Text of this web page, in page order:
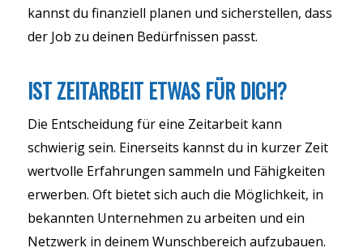
kannst du finanziell planen und sicherstellen, dass
der Job zu deinen Bedürfnissen passt.
IST ZEITARBEIT ETWAS FÜR DICH?
Die Entscheidung für eine Zeitarbeit kann
schwierig sein. Einerseits kannst du in kurzer Zeit
wertvolle Erfahrungen sammeln und Fähigkeiten
erwerben. Oft bietet sich auch die Möglichkeit, in
bekannten Unternehmen zu arbeiten und ein
Netzwerk in deinem Wunschbereich aufzubauen.